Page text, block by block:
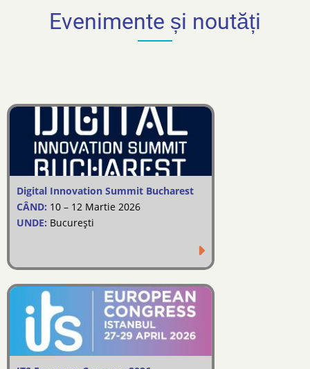
Evenimente și noutăți
Digital Innovation Summit Bucharest
CÂND: 10 – 12 Martie 2026
UNDE: București